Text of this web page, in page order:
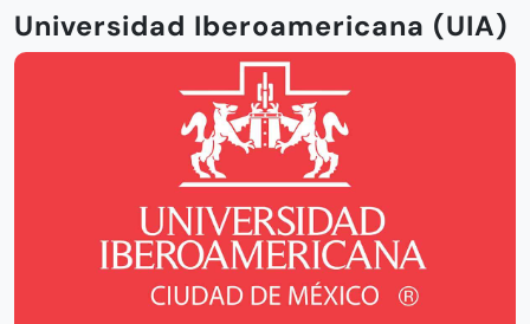
Universidad Iberoamericana (UIA)